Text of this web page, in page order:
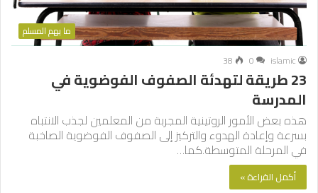
ما يهم المسلم
islamic
0
38
23 طريقة لتهدئة الصفوف الفوضوية في
المدرسة
هذه بعض الأمور الروتينية المجربة من المعلمين لجذب الانتباه
بسرعة وإعادة الهدوء والتركيز إلى الصفوف الفوضوية الصاخبة
في المرحلة المتوسطة.كما…
أكمل القراءة »